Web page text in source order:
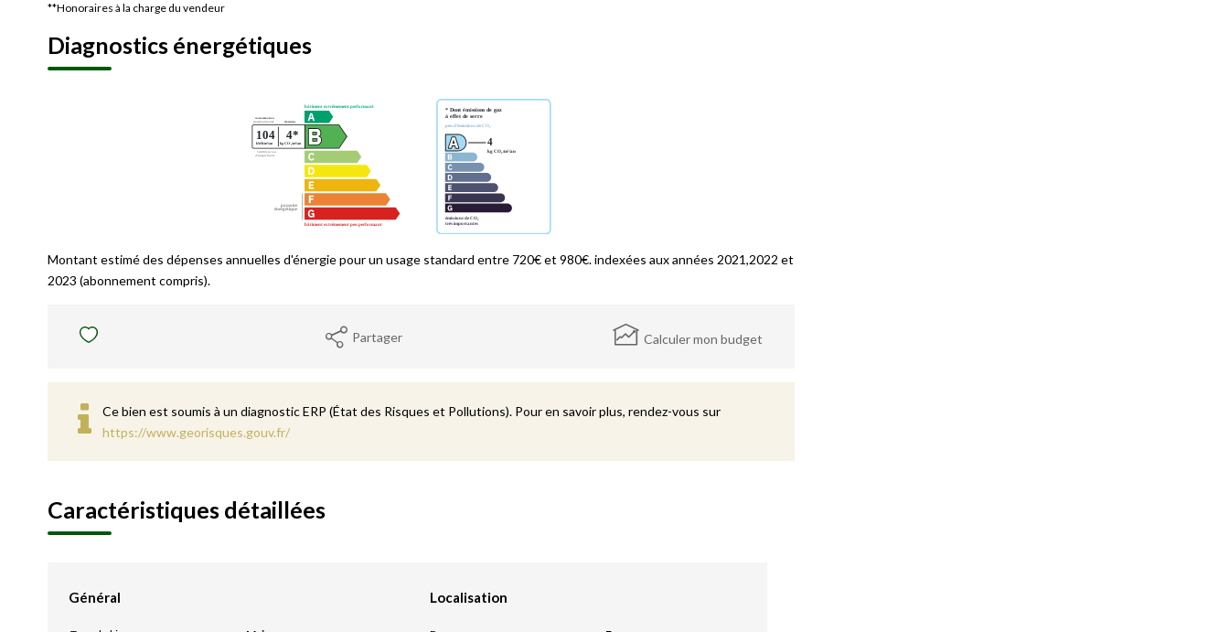
**Honoraires à la charge du vendeur
Diagnostics énergétiques
Montant estimé des dépenses annuelles d'énergie pour un usage standard entre 720€ et 980€. indexées aux années 2021,2022 et
2023 (abonnement compris).
Partager Calculer mon budget
Ce bien est soumis à un diagnostic ERP (État des Risques et Pollutions). Pour en savoir plus, rendez-vous sur
https://www.georisques.gouv.fr/
Caractéristiques détaillées
Général Localisation